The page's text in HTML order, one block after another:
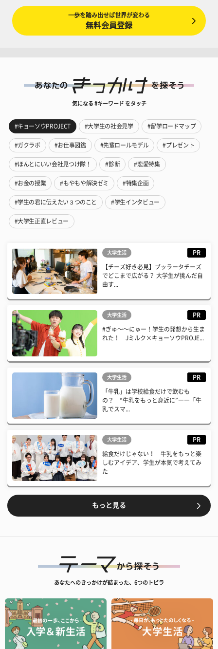
一歩を踏み出せば世界が変わる
無料会員登録
気になる #キーワード をタッチ
#キョーソウPROJECT #大学生の社会見学 #留学ロードマップ
#ガクラボ #お仕事図鑑 #先輩ロールモデル #プレゼント
#ほんとにいい会社見つけ隊！ #診断 #恋愛特集
#お金の授業 #もやもや解決ゼミ #特集企画
#学生の君に伝えたい３つのこと #学生インタビュー
#大学生正直レビュー
大学生活 PR
【チーズ好き必見】ブッラータチーズ
でどこまで広がる？ 大学生が挑んだ自
由す...
大学生活 PR
#ぎゅ〜〜にゅー！学生の発想から生ま
れた！ Jミルク×キョーソウPROJE...
大学生活 PR
「牛乳」は学校給食だけで飲むも
の？ “牛乳をもっと身近に”――「牛
乳でスマ...
大学生活 PR
給食だけじゃない！ 牛乳をもっと楽
しむアイデア、学生が本気で考えてみ
た
もっと見る
あなたへのきっかけが詰まった、6つのトビラ